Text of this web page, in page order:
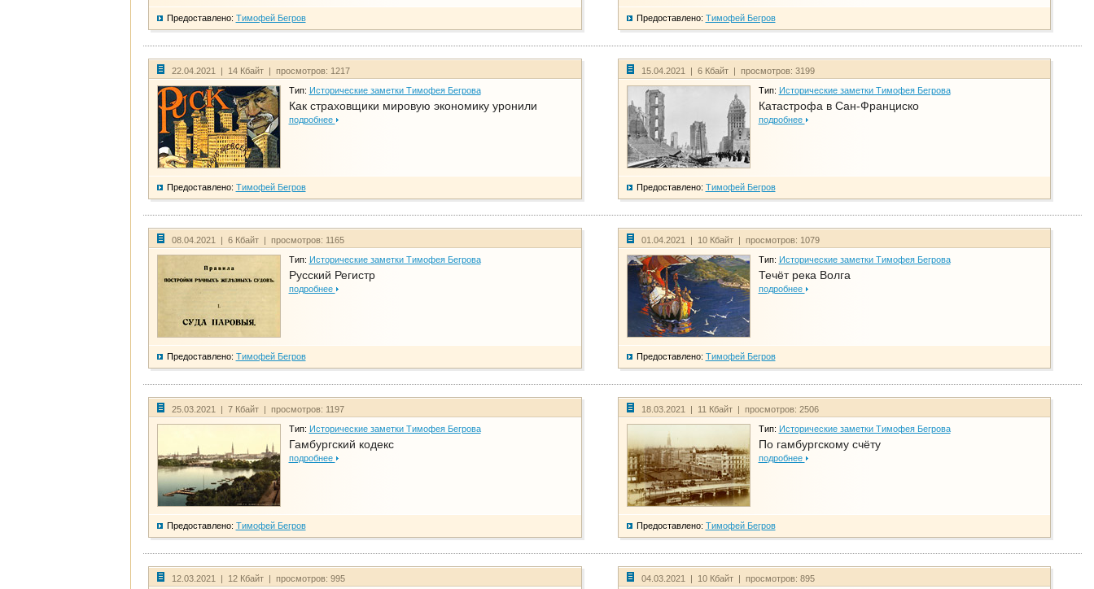
Предоставлено: Тимофей Бегров Предоставлено: Тимофей Бегров
22.04.2021 | 14 Кбайт | просмотров: 1217
Тип: Исторические заметки Тимофея Бегрова
Как страховщики мировую экономику уронили
подробнее
Предоставлено: Тимофей Бегров
15.04.2021 | 6 Кбайт | просмотров: 3199
Тип: Исторические заметки Тимофея Бегрова
Катастрофа в Сан-Франциско
подробнее
Предоставлено: Тимофей Бегров
08.04.2021 | 6 Кбайт | просмотров: 1165
Тип: Исторические заметки Тимофея Бегрова
Русский Регистр
подробнее
Предоставлено: Тимофей Бегров
01.04.2021 | 10 Кбайт | просмотров: 1079
Тип: Исторические заметки Тимофея Бегрова
Течёт река Волга
подробнее
Предоставлено: Тимофей Бегров
25.03.2021 | 7 Кбайт | просмотров: 1197
Тип: Исторические заметки Тимофея Бегрова
Гамбургский кодекс
подробнее
Предоставлено: Тимофей Бегров
18.03.2021 | 11 Кбайт | просмотров: 2506
Тип: Исторические заметки Тимофея Бегрова
По гамбургскому счёту
подробнее
Предоставлено: Тимофей Бегров
12.03.2021 | 12 Кбайт | просмотров: 995 04.03.2021 | 10 Кбайт | просмотров: 895